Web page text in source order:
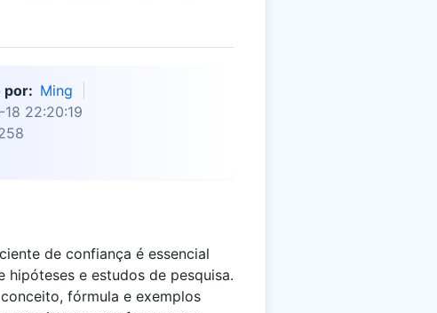
por: Ming
22:20:19
de confiança é essencial
hipóteses e estudos de pesquisa.
fórmula e exemplos